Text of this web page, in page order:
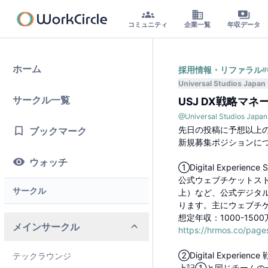
コミュニティ 企業一覧 年収データ
ホーム
サークル一覧
ブックマーク
ウォッチ
サークル
メインサークル
テックラウンジ
採用情報・リファラル#
Universal Studios Japan
USJ DX戦略マネ
@Universal Studios Japan
先日の投稿に予想以上
新規募集ポジションに
①Digital Experience
公式ウェブチケットス
上）など、公式デジ
ります。主にウェブチ
想定年収：1000-1500
https://hrmos.co/
②Digital Experience